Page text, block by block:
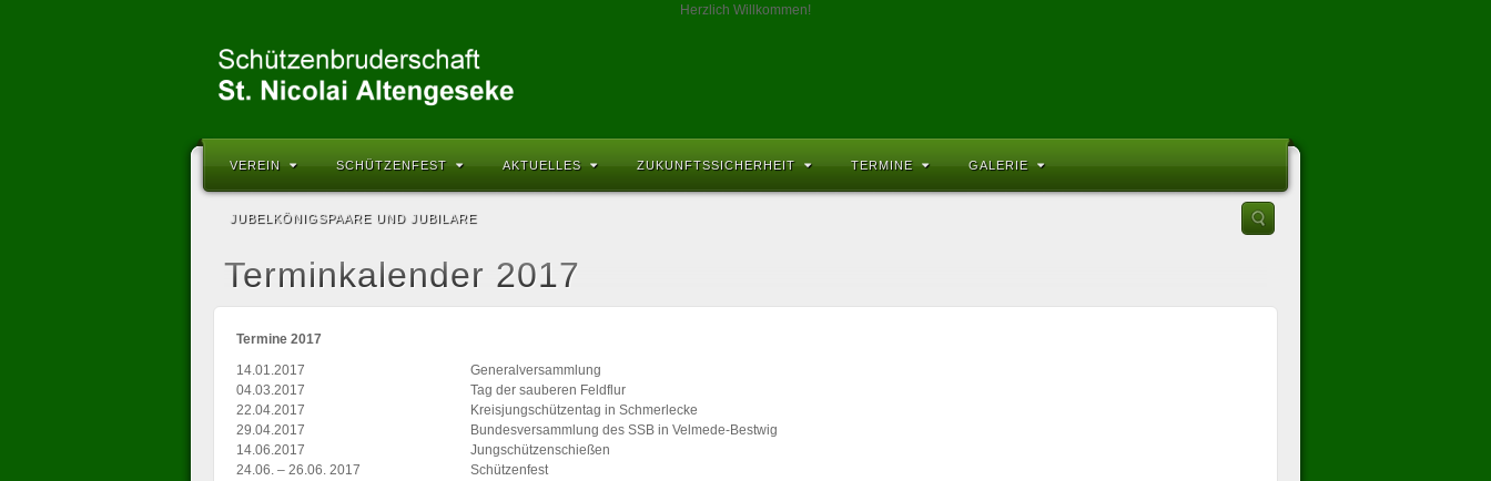
Herzlich Willkommen!
VEREIN SCHÜTZENFEST AKTUELLES ZUKUNFTSSICHERHEIT TERMINE GALERIE
JUBELKÖNIGSPAARE UND JUBILARE
Terminkalender 2017
Termine 2017
14.01.2017
Generalversammlung
04.03.2017
Tag der sauberen Feldflur
22.04.2017
Kreisjungschützentag in Schmerlecke
29.04.2017
Bundesversammlung des SSB in Velmede-Bestwig
14.06.2017
Jungschützenschießen
24.06. – 26.06. 2017
Schützenfest